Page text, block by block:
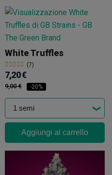
White Truffles
(7)
7,20 €
9,00 € -20%
Aggiungi al carrello